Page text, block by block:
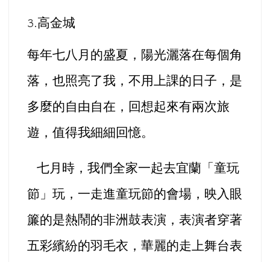
3. 高金城
每年七八月的盛夏，陽光灑落在每個角
落，也照亮了我，不用上課的日子，是
多麼的自由自在，回想起來有兩次旅
遊，值得我細細回憶。
七月時，我們全家一起去宜蘭「童玩
節」玩，一走進童玩節的會場，映入眼
簾的是熱鬧的非洲鼓表演，表演者穿著
五彩繽紛的羽毛衣，華麗的走上舞台表